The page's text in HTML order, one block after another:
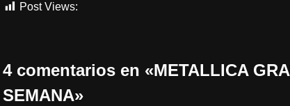
Post Views:
4 comentarios en «METALLICA
SEMANA»